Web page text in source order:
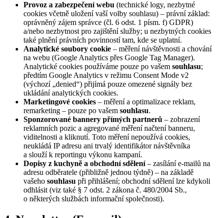
Provoz a zabezpečení webu (technické logy, nezbytné
cookies včetně uložení vaší volby souhlasu) – právní základ:
oprávněný zájem správce (čl. 6 odst. 1 písm. f) GDPR)
a/nebo nezbytnost pro zajištění služby; u nezbytných cookies
také plnění právních povinností tam, kde se uplatní.
Analytické soubory cookie – měření návštěvnosti a chování
na webu (Google Analytics přes Google Tag Manager).
Analytické cookies používáme pouze po vašem souhlasu;
předtím Google Analytics v režimu Consent Mode v2
(výchozí „denied“) přijímá pouze omezené signály bez
ukládání analytických cookies.
Marketingové cookies – měření a optimalizace reklam,
remarketing – pouze po vašem souhlasu.
Sponzorované bannery přímých partnerů – zobrazení
reklamních pozic a agregované měření načtení banneru,
viditelnosti a kliknutí. Toto měření nepoužívá cookies,
neukládá IP adresu ani trvalý identifikátor návštěvníka
a slouží k reportingu výkonu kampaní.
Dopisy z kuchyně a obchodní sdělení– zasílání e-mailů na
adresu odběratele (přibližně jednou týdně) – na základě
vašeho souhlasu při přihlášení; obchodní sdělení lze kdykoli
odhlásit (viz také § 7 odst. 2 zákona č. 480/2004 Sb.,
o některých službách informační společnosti).